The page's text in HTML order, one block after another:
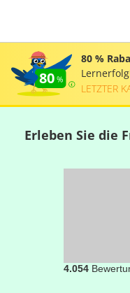
80
80 %
LETZTER
Erleben Sie die
4.054